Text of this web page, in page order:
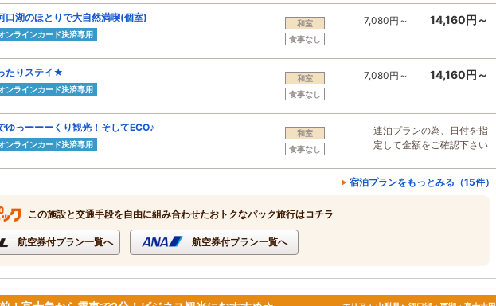
口湖のほとりで大自然満喫(個室)
ンラインカード決済専用
和室
食事なし
7,080円～ 14,160円～
たりステイ★
ンラインカード決済専用
和室
食事なし
7,080円～ 14,160円～
ゆっーーーくり観光！そしてECO♪
ンラインカード決済専用
和室
食事なし
連泊プランの為、日付を指
定して金額をご確認下さい
宿泊プランをもっとみる（15件）
この施設と交通手段を自由に組み合わせたおトクなパック旅行はコチラ
航空券付プラン一覧へ 航空券付プラン一覧へ